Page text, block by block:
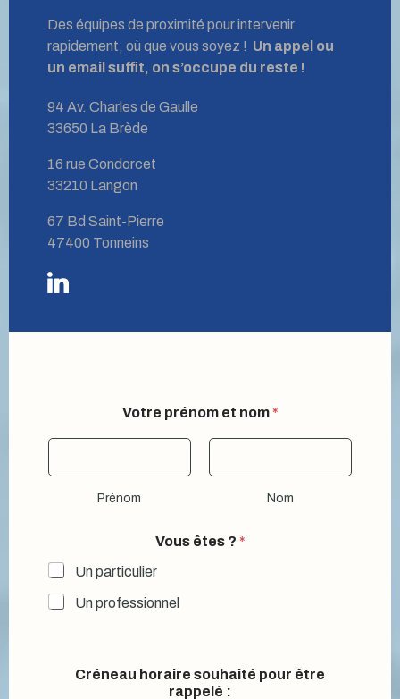
Des équipes de proximité pour intervenir
rapidement, où que vous soyez ! Un appel ou
un email suffit, on s’occupe du reste !
94 Av. Charles de Gaulle
33650 La Brède
16 rue Condorcet
33210 Langon
67 Bd Saint-Pierre
47400 Tonneins
Votre prénom et nom *
Prénom Nom
Vous êtes ? *
Un particulier
Un professionnel
Créneau horaire souhaité pour être
rappelé :